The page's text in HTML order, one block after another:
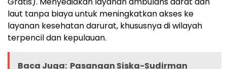
laut tanpa biaya untuk meningkatkan akses ke
layanan kesehatan darurat, khususnya di wilayah
terpencil dan kepulauan.
Baca Juga: Pasangan Siska-Sudirman